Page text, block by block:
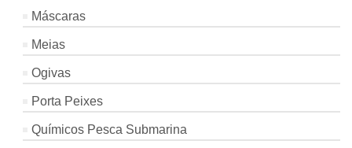
Máscaras
Meias
Ogivas
Porta Peixes
Químicos Pesca Submarina